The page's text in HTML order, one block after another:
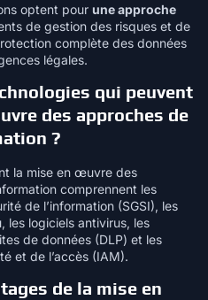
optent pour une approche
de gestion des risques et de
complète des données
légales.
qui peuvent
des approches de
?
la mise en œuvre des
comprennent les
de l’information (SGSI), les
les logiciels antivirus, les
de données (DLP) et les
et de l’accès (IAM).
de la mise en